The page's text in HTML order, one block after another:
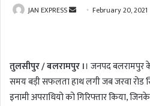
JAN EXPRESS
a
n
e
February 20, 2021
तुलसीपुर / बलरामपुर ।। जनपद बलरामपुर
समय बड़ी सफलता हाथ लगी जब जरवा रोड
इनामी अपराधियो को गिरिफ्तार किया,